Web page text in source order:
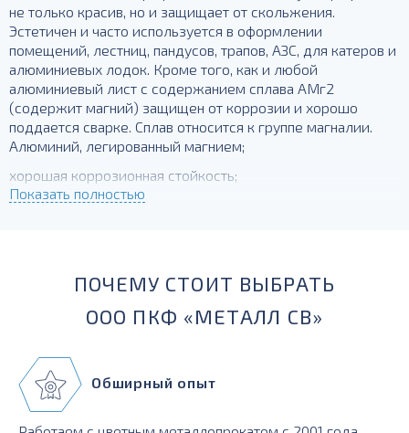
не только красив, но и защищает от скольжения.
Эстетичен и часто используется в оформлении
помещений, лестниц, пандусов, трапов, АЗС, для катеров и
алюминиевых лодок. Кроме того, как и любой
алюминиевый лист с содержанием сплава АМг2
(содержит магний) защищен от коррозии и хорошо
поддается сварке. Сплав относится к группе магналии.
Алюминий, легированный магнием;
хорошая коррозионная стойкость;
сварочные характеристики хорошие;
Показать полностью
ПОЧЕМУ СТОИТ ВЫБРАТЬ
ООО ПКФ «МЕТАЛЛ СВ»
Обширный опыт